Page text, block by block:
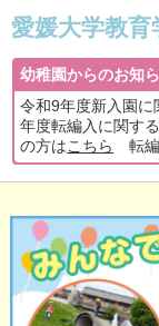
幼稚園からのお知
令和9年度新入園に
年度転編入に関す
の方はこちら 転編